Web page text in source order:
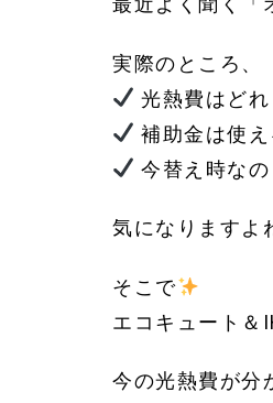
実際のところ、
光熱費はど
補助金は使え
今替え時なの
気になりますよ
そこで
エコキュート＆
今の光熱費が分